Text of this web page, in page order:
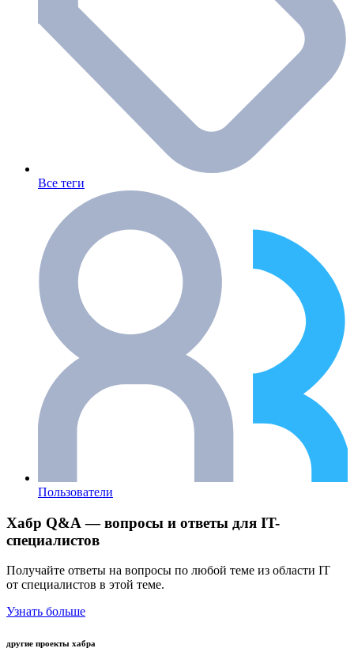
Все теги
Пользователи
Хабр Q&A — вопросы и ответы для IT-
специалистов
Получайте ответы на вопросы по любой теме из области IT
от специалистов в этой теме.
Узнать больше
другие проекты хабра